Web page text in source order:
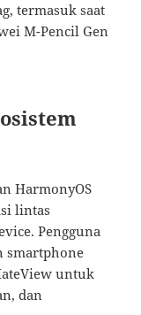
termasuk saat
M-Pencil Gen
HarmonyOS
lintas
Pengguna
smartphone
untuk
dan